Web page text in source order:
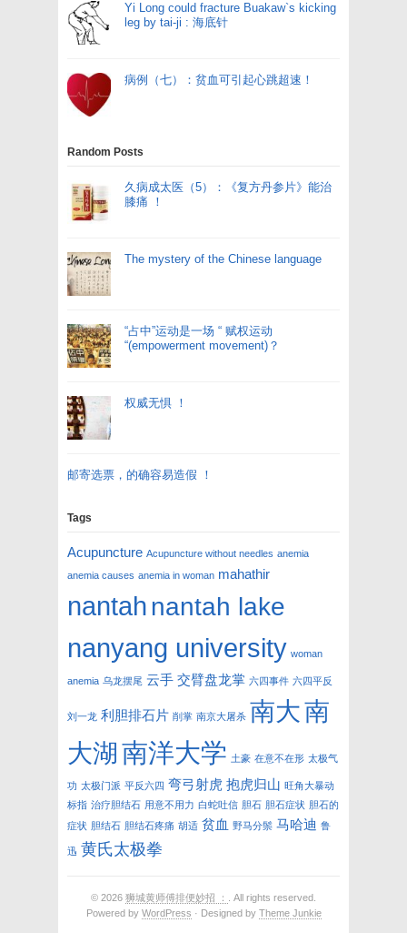
Yi Long could fracture Buakaw`s kicking
leg by tai-ji : 海底针
病例（七）：贫血可引起心跳超速！
Random Posts
久病成太医（5）：《复方丹参片》能治
膝痛 ！
The mystery of the Chinese language
“占中”运动是一场 “ 赋权运动
“(empowerment movement)？
权威无惧 ！
邮寄选票，的确容易造假 ！
Tags
Acupuncture Acupuncture without needles anemia
anemia causes anemia in woman mahathir
nantahnantah lake
nanyang university woman
anemia 乌龙摆尾 云手 交臂盘龙掌 六四事件 六四平反
刘一龙 利胆排石片 削掌 南京大屠杀 南大南
大湖南洋大学 土豪 在意不在形 太极气
功 太极门派 平反六四 弯弓射虎 抱虎归山 旺角大暴动
标指 治疗胆结石 用意不用力 白蛇吐信 胆石 胆石症状 胆石的
症状 胆结石 胆结石疼痛 胡适 贫血 野马分鬃 马哈迪 鲁
迅 黄氏太极拳
© 2026 狮城黄师傅排便妙招 ：
. All rights reserved.
Powered by WordPress · Designed by Theme Junkie